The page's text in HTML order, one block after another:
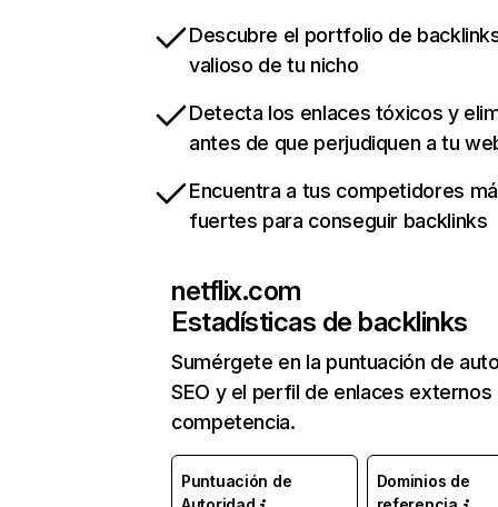
Descubre el portfolio de
valioso de tu nicho
Detecta los enlaces tóxicos y
antes de que perjudiquen a tu
Encuentra a tus competidores
fuertes para conseguir backlinks
netflix.com
Estadísticas de backlinks
Sumérgete en la puntuación de
SEO y el perfil de enlaces externos
competencia.
Puntuación de
Dominios de